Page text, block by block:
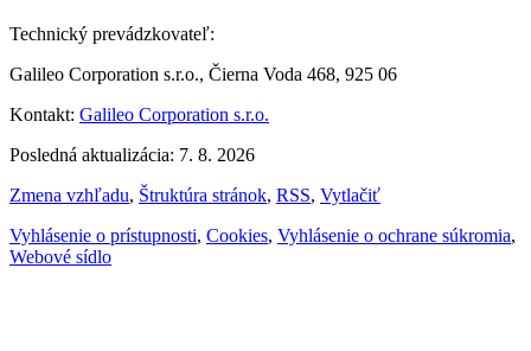
Technický prevádzkovateľ:
Galileo Corporation s.r.o., Čierna Voda 468, 925 06
Kontakt: Galileo Corporation s.r.o.
Posledná aktualizácia: 7. 8. 2026
Zmena vzhľadu, Štruktúra stránok, RSS, Vytlačiť
Vyhlásenie o prístupnosti, Cookies, Vyhlásenie o ochrane súkromia,
Webové sídlo